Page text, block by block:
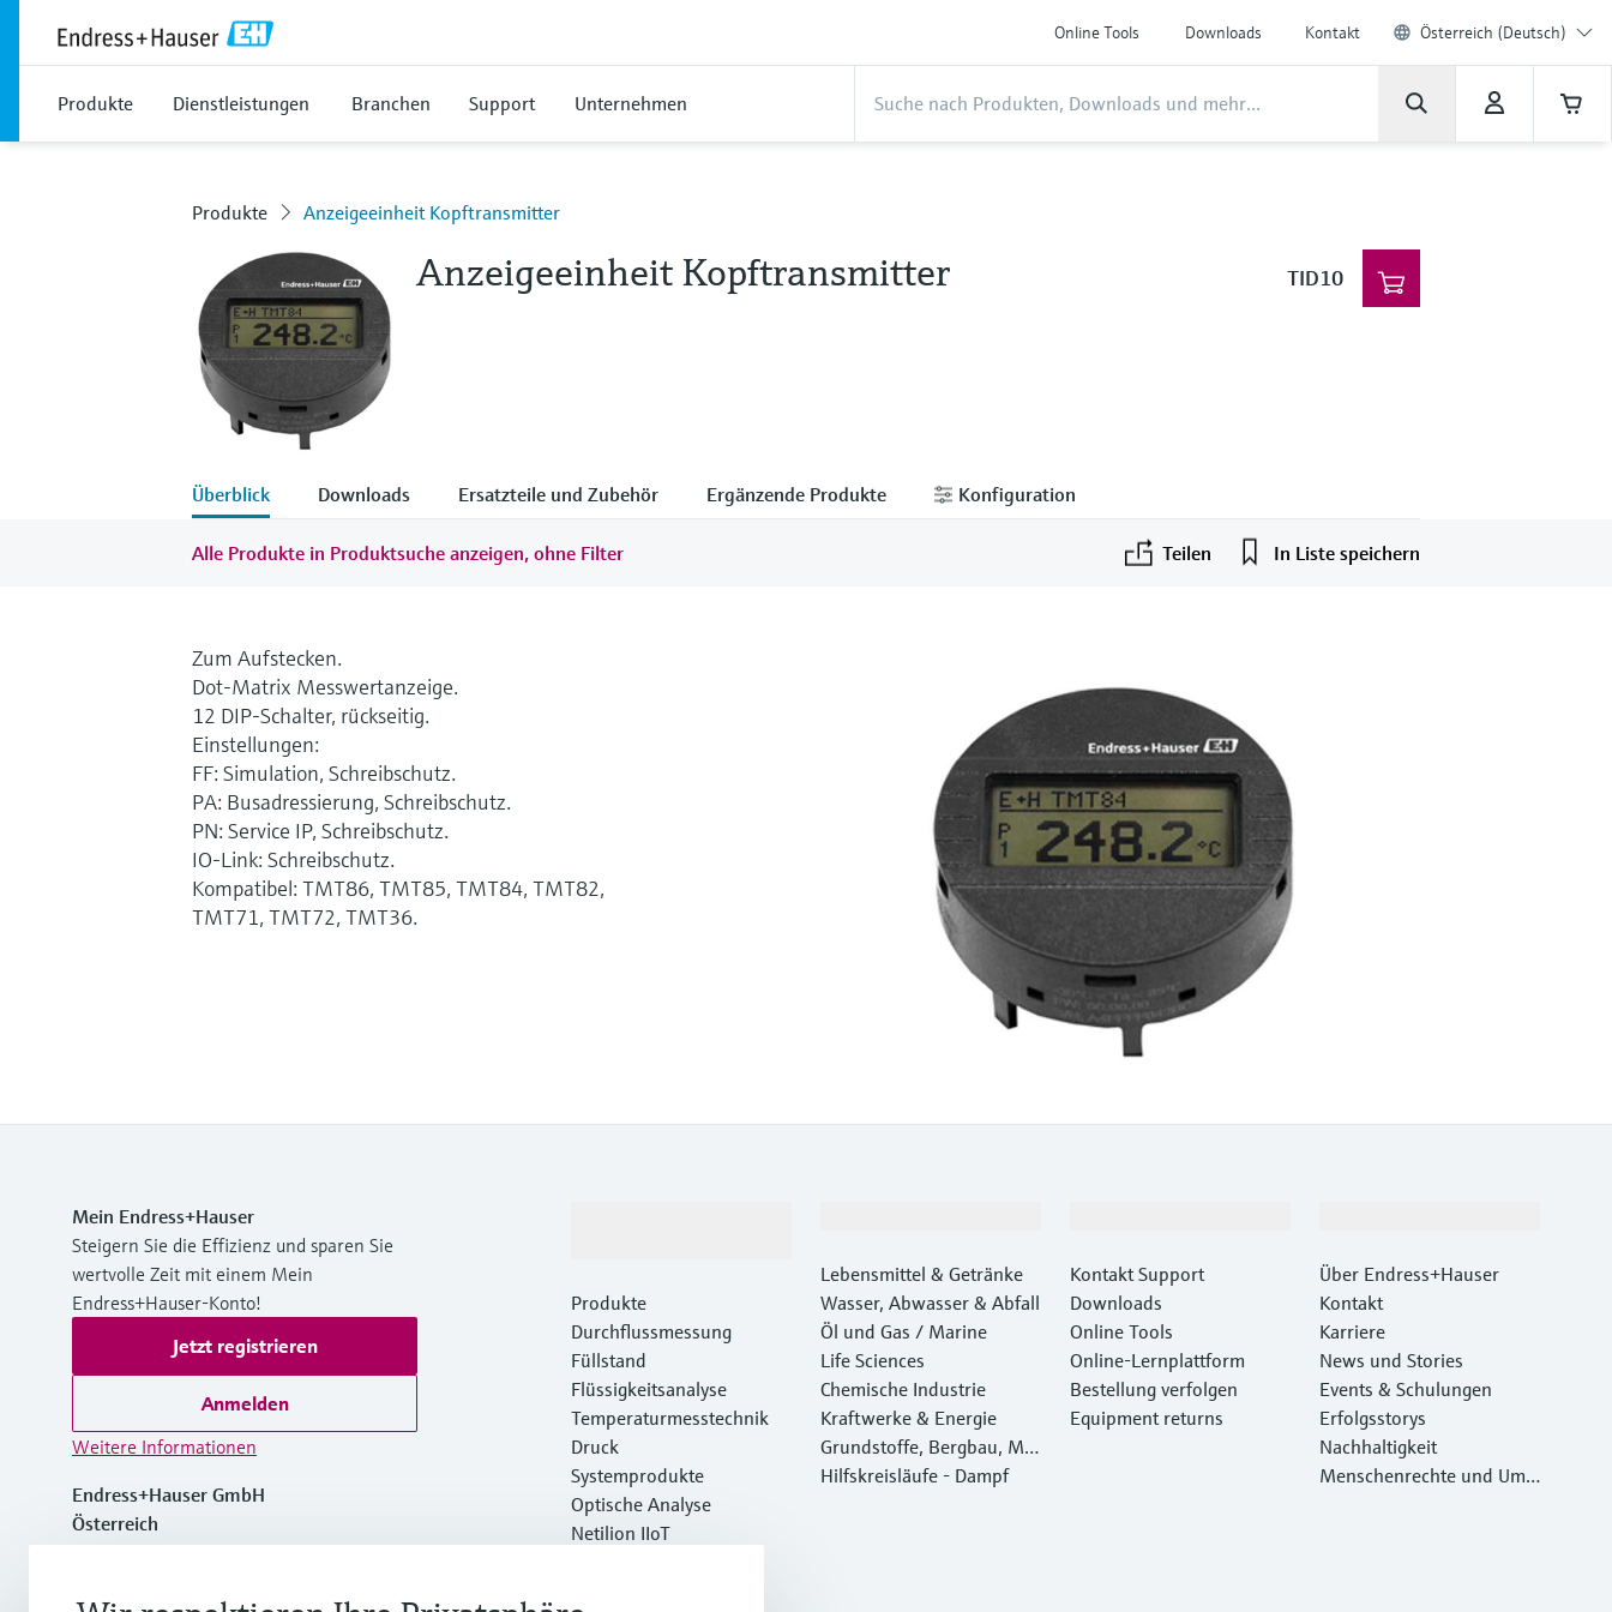
Online Tools Downloads Kontakt Österreich (Deutsch)
Produkte Dienstleistungen Branchen Support Unternehmen
Produkte Anzeigeeinheit Kopftransmitter
Anzeigeeinheit Kopftransmitter TID10
Überblick Downloads Ersatzteile und Zubehör Ergänzende Produkte Konfiguration
Alle Produkte in Produktsuche anzeigen, ohne Filter Teilen In Liste speichern
Zum Aufstecken.
Dot-Matrix Messwertanzeige.
12 DIP-Schalter, rückseitig.
Einstellungen:
FF: Simulation, Schreibschutz.
PA: Busadressierung, Schreibschutz.
PN: Service IP, Schreibschutz.
IO-Link: Schreibschutz.
Kompatibel: TMT86, TMT85, TMT84, TMT82,
TMT71, TMT72, TMT36.
Mein Endress+Hauser
Steigern Sie die Effizienz und sparen Sie
wertvolle Zeit mit einem Mein
Endress+Hauser-Konto!
Jetzt registrieren
Anmelden
Weitere Informationen
Endress+Hauser GmbH
Österreich
Produkte
Durchflussmessung
Füllstand
Flüssigkeitsanalyse
Temperaturmesstechnik
Druck
Systemprodukte
Optische Analyse
Netilion IIoT
Lebensmittel & Getränke
Wasser, Abwasser & Abfall
Öl und Gas / Marine
Life Sciences
Chemische Industrie
Kraftwerke & Energie
Grundstoffe, Bergbau, Met
alle
Hilfskreisläufe - Dampf
Kontakt Support
Downloads
Online Tools
Online-Lernplattform
Bestellung verfolgen
Equipment returns
Über Endress+Hauser
Kontakt
Karriere
News und Stories
Events & Schulungen
Erfolgsstorys
Nachhaltigkeit
Menschenrechte und Umw